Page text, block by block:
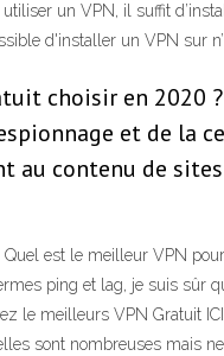
un VPN, il suffit
d'installer un VPN sur
choisir en 2020
et de la
au contenu de
est le meilleur VPN
ping et lag, je suis sûr
le meilleurs VPN Gratuit
sont nombreuses mais